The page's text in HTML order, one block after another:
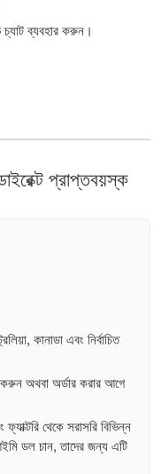
ব্যবহার করুন।
প্রাপ্তবয়স্ক
কানাডা এবং নির্বাচিত
অথবা অর্ডার করার আগে
ফ্যাক্টরি থেকে সরাসরি বিভিন্ন
ডল চান, তাদের জন্য এটি